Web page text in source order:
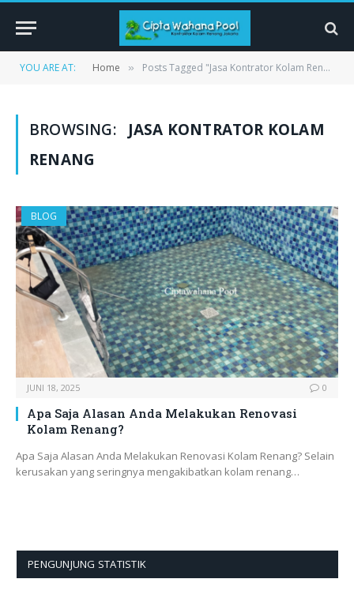
YOU ARE AT: Home » Posts Tagged "Jasa Kontrator Kolam Renang"
BROWSING:
JASA KONTRATOR KOLAM
RENANG
BLOG
JUNI 18, 2025 0
Apa Saja Alasan Anda Melakukan Renovasi
Kolam Renang?
Apa Saja Alasan Anda Melakukan Renovasi Kolam Renang? Selain
kerusakan yang seringnya mengakibatkan kolam renang…
PENGUNJUNG STATISTIK